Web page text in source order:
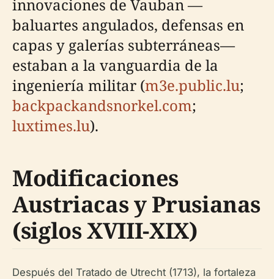
innovaciones de Vauban —
baluartes angulados, defensas en
capas y galerías subterráneas—
estaban a la vanguardia de la
ingeniería militar (m3e.public.lu;
backpackandsnorkel.com;
luxtimes.lu).
Modificaciones
Austriacas y Prusianas
(siglos XVIII-XIX)
Después del Tratado de Utrecht (1713), la fortaleza